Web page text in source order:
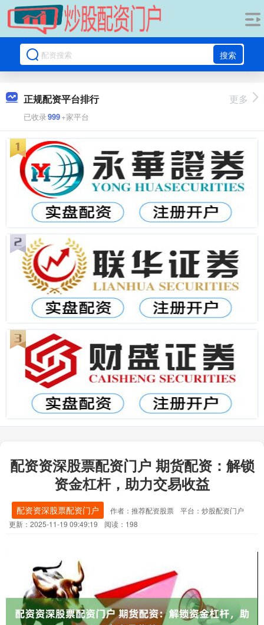
搜索
正规配资平台排行
已收录999+家平台
更多
配资资深股票配资门户 期货配资：解锁
资金杠杆，助力交易收益
配资资深股票配资门户 作者：推荐配资股票
平台：炒股配资门户
更新：2025-11-19 09:49:19
阅读：198